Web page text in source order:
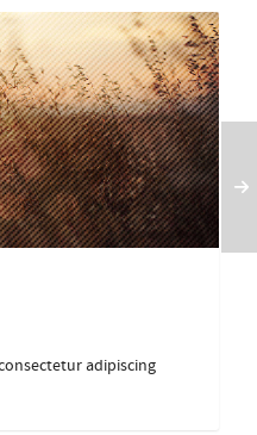
adipiscing